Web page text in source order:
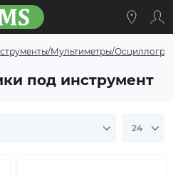
Мультиметры/
под инструмент